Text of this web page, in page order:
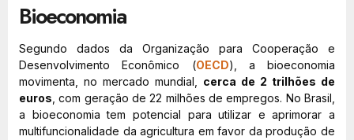
Bioeconomia
Segundo dados da Organização para Cooperação e
Desenvolvimento Econômico (OECD), a bioeconomia
movimenta, no mercado mundial, cerca de 2 trilhões de
euros , com geração de 22 milhões de empregos. No Brasil,
a bioeconomia tem potencial para utilizar e aprimorar a
multifuncionalidade da agricultura em favor da produção de